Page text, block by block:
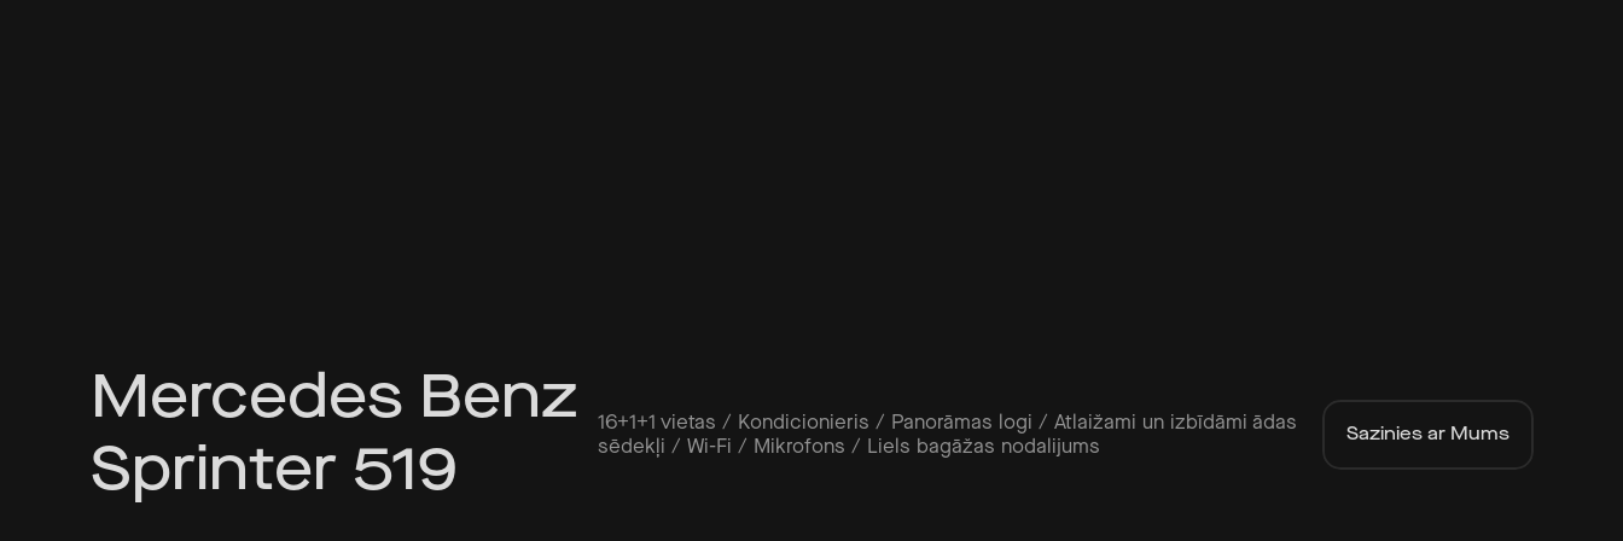
Mercedes Benz
Sprinter 519
16+1+1 vietas / Kondicionieris / Panorāmas logi / Atlaižami un izbīdāmi ādas
sēdekļi / Wi-Fi / Mikrofons / Liels bagāžas nodalijums
Sazinies ar Mums